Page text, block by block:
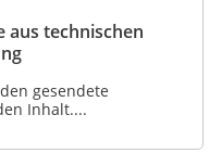
aus technischen
gesendete
Inhalt....